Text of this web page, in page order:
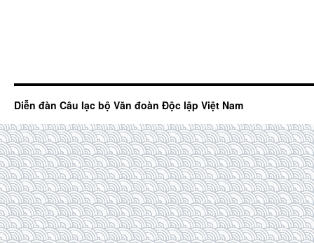
Diễn đàn Câu lạc bộ Văn đoàn Độc lập Việt Nam